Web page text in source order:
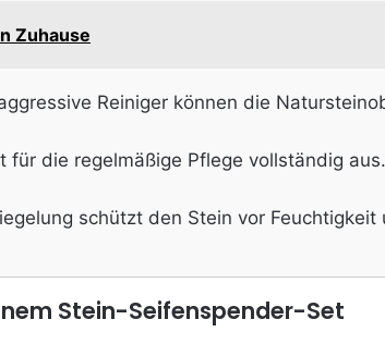
Zuhause
Reiniger können die
für die regelmäßige Pflege vollständig aus.
schützt den Stein vor
Stein-Seifenspender-Set